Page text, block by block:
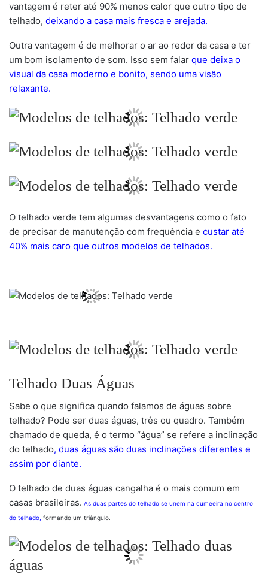
vantagem é reter até 90% menos calor que outro tipo de
telhado, deixando a casa mais fresca e arejada.
Outra vantagem é de melhorar o ar ao redor da casa e ter
um bom isolamento de som. Isso sem falar que deixa o
visual da casa moderno e bonito, sendo uma visão
relaxante.
O telhado verde tem algumas desvantagens como o fato
de precisar de manutenção com frequência e custar até
40% mais caro que outros modelos de telhados.
Telhado Duas Águas
Sabe o que significa quando falamos de águas sobre
telhado? Pode ser duas águas, três ou quadro. Também
chamado de queda, é o termo “água” se refere a inclinação
do telhado, duas águas são duas inclinações diferentes e
assim por diante.
O telhado de duas águas cangalha é o mais comum em
casas brasileiras. As duas partes do telhado se unem na cumeeira no centro
do telhado, formando um triângulo.